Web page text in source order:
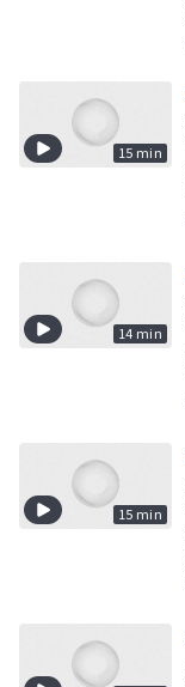
15 min
14 min
15 min